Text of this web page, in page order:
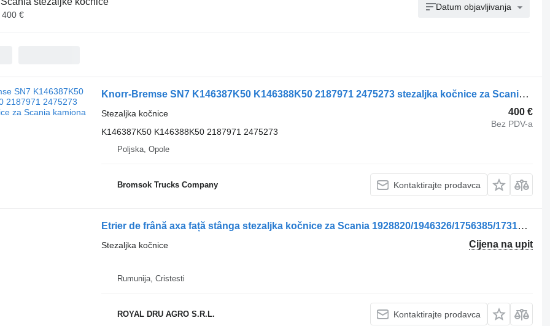
€
Datum objavljivanja
Knorr-Bremse SN7 K146387K50 K146388K50 2187971 2475273 stezaljka kočnice za Scania kamiona
400 €
Bez PDV-a
Stezaljka kočnice
K146387K50 K146388K50 2187971 2475273
Poljska, Opole
Bromsok Trucks Company Kontaktirajte prodavca
Etrier de frână axa față stânga stezaljka kočnice za Scania 1928820/1946326/1756385/1731227/1746797/1946307/1928817 kamiona
Cijena na upit
Stezaljka kočnice
Rumunija, Cristesti
ROYAL DRU AGRO S.R.L. Kontaktirajte prodavca